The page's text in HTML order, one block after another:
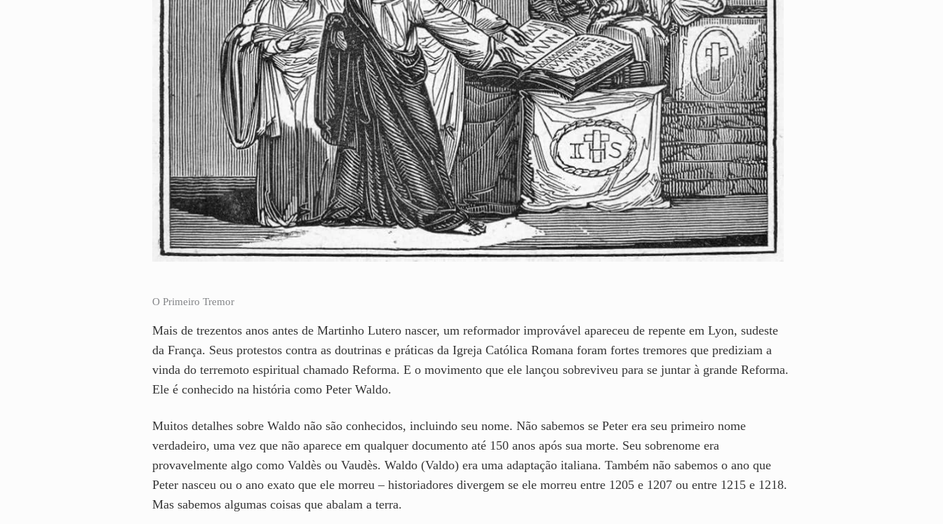
O Primeiro Tremor
Mais de trezentos anos antes de Martinho Lutero nascer, um reformador improvável apareceu de repente em Lyon, sudeste
da França. Seus protestos contra as doutrinas e práticas da Igreja Católica Romana foram fortes tremores que prediziam a
vinda do terremoto espiritual chamado Reforma. E o movimento que ele lançou sobreviveu para se juntar à grande Reforma.
Ele é conhecido na história como Peter Waldo.
Muitos detalhes sobre Waldo não são conhecidos, incluindo seu nome. Não sabemos se Peter era seu primeiro nome
verdadeiro, uma vez que não aparece em qualquer documento até 150 anos após sua morte. Seu sobrenome era
provavelmente algo como Valdès ou Vaudès. Waldo (Valdo) era uma adaptação italiana. Também não sabemos o ano que
Peter nasceu ou o ano exato que ele morreu – historiadores divergem se ele morreu entre 1205 e 1207 ou entre 1215 e 1218.
Mas sabemos algumas coisas que abalam a terra.